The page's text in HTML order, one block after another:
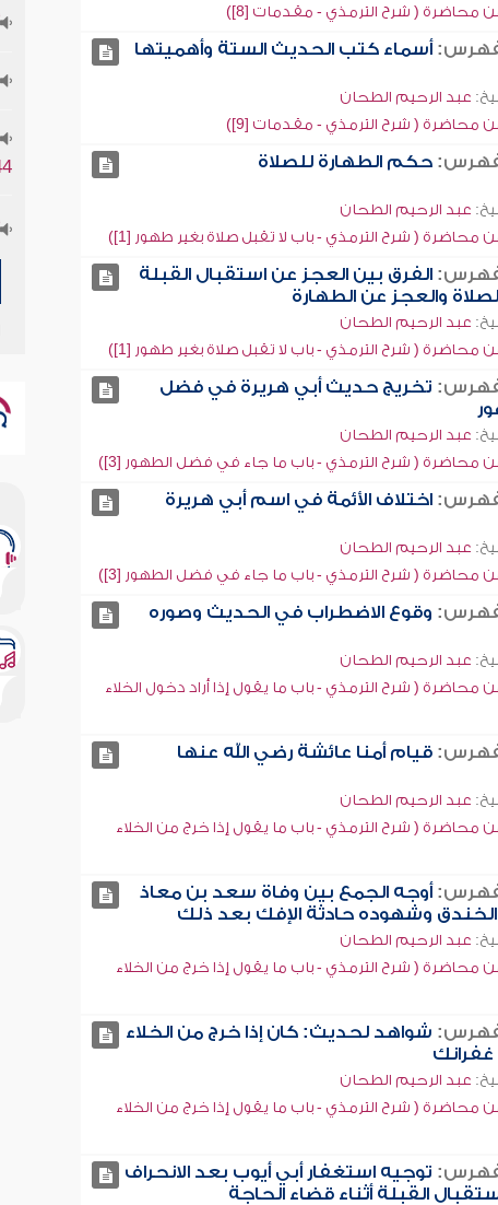
محاضرة ( شرح الترمذي - مقدمات [8])
أسماء كتب الحديث الستة وأهميتها
عبد الرحيم الطحان
محاضرة ( شرح الترمذي - مقدمات [9])
حكم الطهارة للصلاة
عبد الرحيم الطحان
محاضرة ( شرح الترمذي - باب لا تقبل صلاة بغير طهور [1])
الفرق بين العجز عن استقبال القبلة
والعجز عن الطهارة
عبد الرحيم الطحان
محاضرة ( شرح الترمذي - باب لا تقبل صلاة بغير طهور [1])
تخريج حديث أبي هريرة في فضل
عبد الرحيم الطحان
محاضرة ( شرح الترمذي - باب ما جاء في فضل الطهور [3])
اختلاف الأئمة في اسم أبي هريرة
عبد الرحيم الطحان
محاضرة ( شرح الترمذي - باب ما جاء في فضل الطهور [3])
وقوع الاضطراب في الحديث وصوره
عبد الرحيم الطحان
محاضرة ( شرح الترمذي - باب ما يقول إذا أراد دخول الخلاء
قيام أمنا عائشة رضي الله عنها
عبد الرحيم الطحان
محاضرة ( شرح الترمذي - باب ما يقول إذا خرج من الخلاء
أوجه الجمع بين وفاة سعد بن معاذ
وشهوده حادثة الإفك بعد ذلك
عبد الرحيم الطحان
محاضرة ( شرح الترمذي - باب ما يقول إذا خرج من الخلاء
شواهد لحديث: كان إذا خرج من الخلاء
عبد الرحيم الطحان
محاضرة ( شرح الترمذي - باب ما يقول إذا خرج من الخلاء
توجيه استغفار أبي أيوب بعد الانحراف
القبلة أثناء قضاء الحاجة